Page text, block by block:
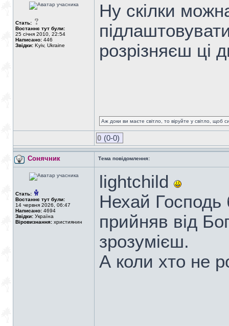
Стать:
Востаннє тут були:
25 січня 2010, 22:54
Написано: 446
Звідки: Kyiv, Ukraine
Ну скілки
розрізняєш ці
Аж доки ви маєте світло, то віруйте у світло, щоб
0 (0-0)
Сонячник Тема повідомлення:
Стать:
Востаннє тут були:
14 червня 2026, 06:47
Написано: 4694
Звідки: Україна
Віровизнання: християнин
lightchild
Нехай Господь
прийняв від
зрозумієш.
А коли хто не